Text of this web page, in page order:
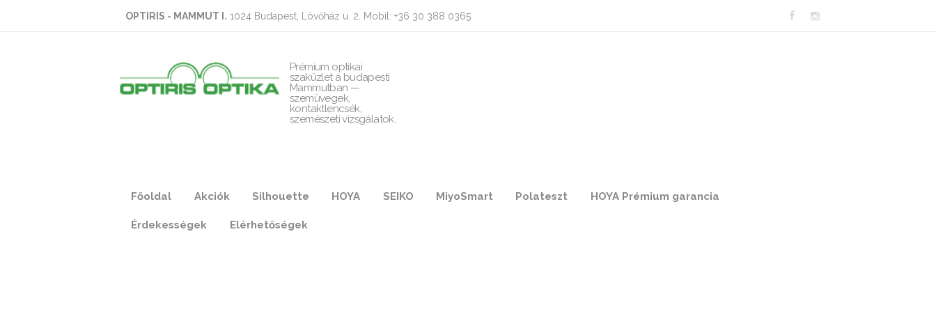
OPTIRIS - MAMMUT I. 1024 Budapest, Lövőház u. 2. Mobil: +36 30 388 0365
Prémium optikai
szaküzlet a budapesti
Mammutban —
szemüvegek,
kontaktlencsék,
szemészeti vizsgálatok.
Főoldal Akciók Silhouette HOYA SEIKO MiyoSmart Polateszt HOYA Prémium garancia
Érdekességek Elérhetőségek